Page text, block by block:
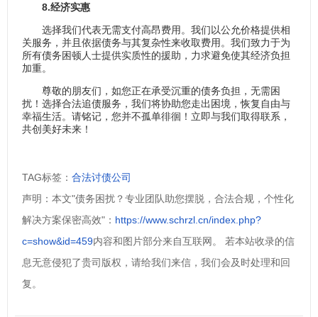
8.经济实惠
选择我们代表无需支付高昂费用。我们以公允价格提供相
关服务，并且依据债务与其复杂性来收取费用。我们致力于为
所有债务困顿人士提供实质性的援助，力求避免使其经济负担
加重。
尊敬的朋友们，如您正在承受沉重的债务负担，无需困
扰！选择合法追债服务，我们将协助您走出困境，恢复自由与
幸福生活。请铭记，您并不孤单徘徊！立即与我们取得联系，
共创美好未来！
TAG标签： 合法讨债公司
声明：本文"债务困扰？专业团队助您摆脱，合法合规，个性化
解决方案保密高效"： https://www.schrzl.cn/index.php?
c=show&id=459内容和图片部分来自互联网。 若本站收录的信
息无意侵犯了贵司版权，请给我们来信，我们会及时处理和回
复。